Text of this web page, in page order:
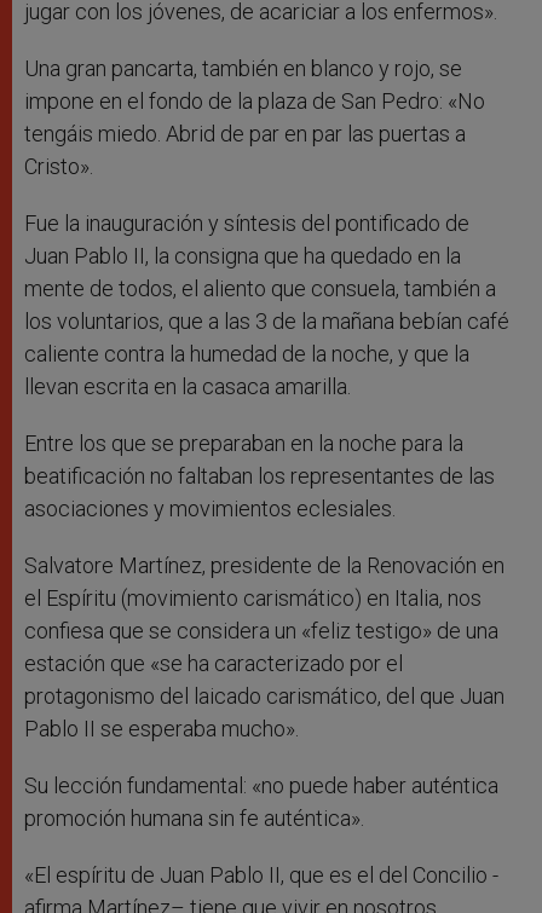
jugar con los jóvenes, de acariciar a los enfermos».
Una gran pancarta, también en blanco y rojo, se
impone en el fondo de la plaza de San Pedro: «No
tengáis miedo. Abrid de par en par las puertas a
Cristo».
Fue la inauguración y síntesis del pontificado de
Juan Pablo II, la consigna que ha quedado en la
mente de todos, el aliento que consuela, también a
los voluntarios, que a las 3 de la mañana bebían café
caliente contra la humedad de la noche, y que la
llevan escrita en la casaca amarilla.
Entre los que se preparaban en la noche para la
beatificación no faltaban los representantes de las
asociaciones y movimientos eclesiales.
Salvatore Martínez, presidente de la Renovación en
el Espíritu (movimiento carismático) en Italia, nos
confiesa que se considera un «feliz testigo» de una
estación que «se ha caracterizado por el
protagonismo del laicado carismático, del que Juan
Pablo II se esperaba mucho».
Su lección fundamental: «no puede haber auténtica
promoción humana sin fe auténtica».
«El espíritu de Juan Pablo II, que es el del Concilio -
afirma Martínez– tiene que vivir en nosotros,